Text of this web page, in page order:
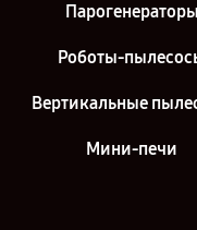
Парогенераторы
Роботы-
Вертикальные
Мини-печи